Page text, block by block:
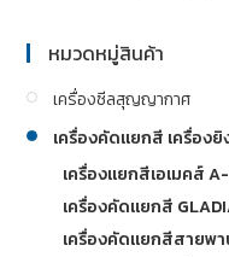
หมวดหมู่สินค้า
เครื่องซีลสุญญากาศ
เครื่องคัดแยกสี เครื่องยิ
เครื่องแยกสีเอเมคส์
เครื่องคัดแยกสี
เครื่องคัดแยกสีสายพาน